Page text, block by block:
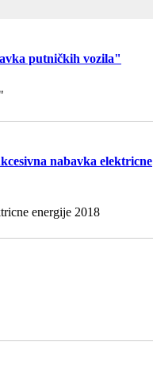
putničkih vozila"
nabavka elektricne
energije 2018